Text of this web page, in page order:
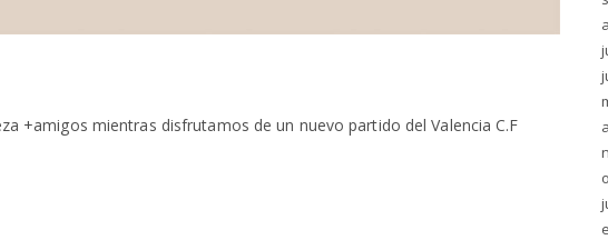
+amigos mientras disfrutamos de un nuevo partido del Valencia C.F